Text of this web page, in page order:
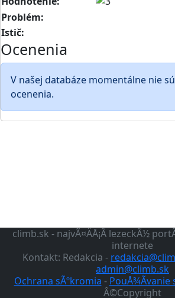
Problém:
Istič:
Ocenenia
V našej databáze momentálne nie
ocenenia.
climb.sk - najvÃ¤ÄÅ¡Ã­ lezeckÃ½
internete
Kontakt: Redakcia -
admin@climb.sk
Ochrana sÃºkromia - PouÅ¾Ã­vanie
Â©Copyright